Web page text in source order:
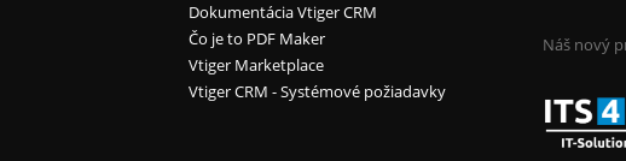
Dokumentácia Vtiger CRM
Čo je to PDF Maker
Vtiger Marketplace
Vtiger CRM - Systémové požiadavky
Náš nový